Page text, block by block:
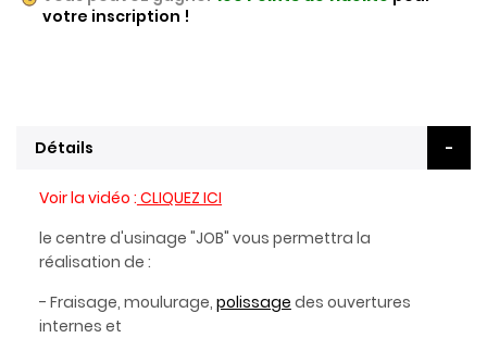
votre inscription !
Détails
Voir la vidéo : CLIQUEZ ICI
le centre d'usinage "JOB" vous permettra la
réalisation de :
- Fraisage, moulurage, polissage des ouvertures
internes et